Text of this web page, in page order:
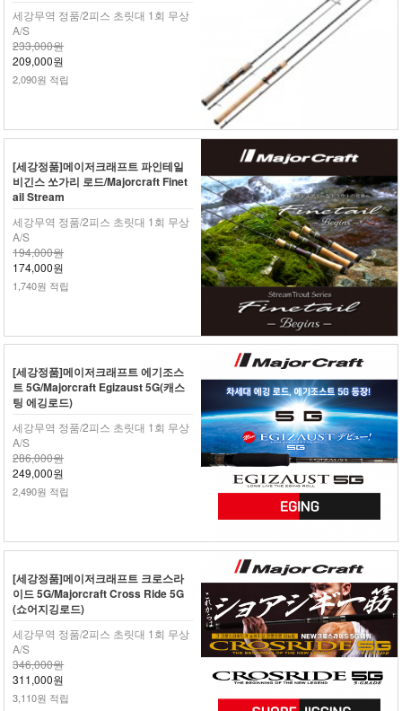
세강무역 정품/2피스 초릿대 1회 무상
A/S
233,000원
209,000원
2,090원 적립
[세강정품]메이저크래프트 파인테일
비긴스 쏘가리 로드/Majorcraft Finet
ail Stream
세강무역 정품/2피스 초릿대 1회 무상
A/S
194,000원
174,000원
1,740원 적립
[세강정품]메이저크래프트 에기조스
트 5G/Majorcraft Egizaust 5G(캐스
팅 에깅로드)
세강무역 정품/2피스 초릿대 1회 무상
A/S
286,000원
249,000원
2,490원 적립
[세강정품]메이저크래프트 크로스라
이드 5G/Majorcraft Cross Ride 5G
(쇼어지깅로드)
세강무역 정품/2피스 초릿대 1회 무상
A/S
346,000원
311,000원
3,110원 적립